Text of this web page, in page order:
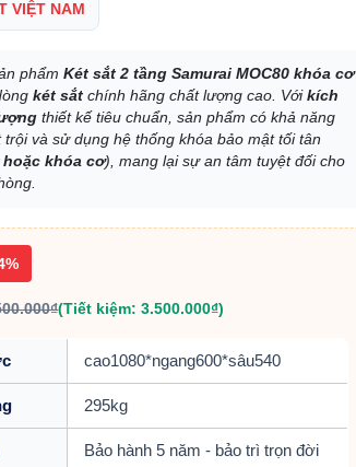
VIỆT NAM
phẩmKét sắt 2 tầng Samurai MOC80 khóa cơ
két sắt chính hãng chất lượng cao. Vớikích
thiết kế tiêu chuẩn, sản phẩm có khả năng
trội và sử dụng hệ thống khóa bảo mật tối tân
khóa cơ), mang lại sự an tâm tuyệt đối cho
(Tiết kiệm: 3.500.000₫)
cao1080*ngang600*sâu540
295kg
Bảo hành 5 năm - bảo trì trọn đời